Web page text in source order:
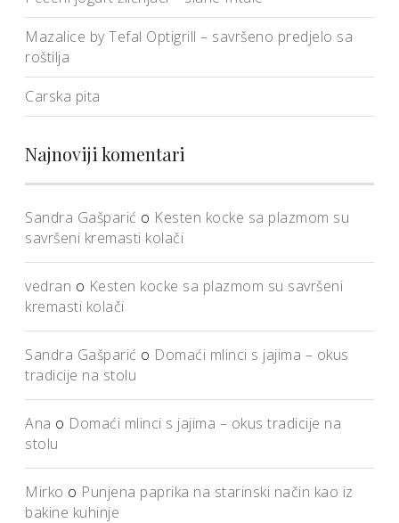
Mazalice by Tefal Optigrill – savršeno predjelo sa
roštilja
Carska pita
Najnoviji komentari
Sandra Gašparić o Kesten kocke sa plazmom su
savršeni kremasti kolači
vedran o Kesten kocke sa plazmom su savršeni
kremasti kolači
Sandra Gašparić o Domaći mlinci s jajima – okus
tradicije na stolu
Ana o Domaći mlinci s jajima – okus tradicije na
stolu
Mirko o Punjena paprika na starinski način kao iz
bakine kuhinje